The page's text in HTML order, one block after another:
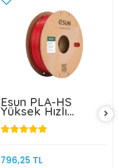
Esun PLA-HS
Yüksek Hızlı
Filament - Ateş
Kırmızısı
796,25 TL